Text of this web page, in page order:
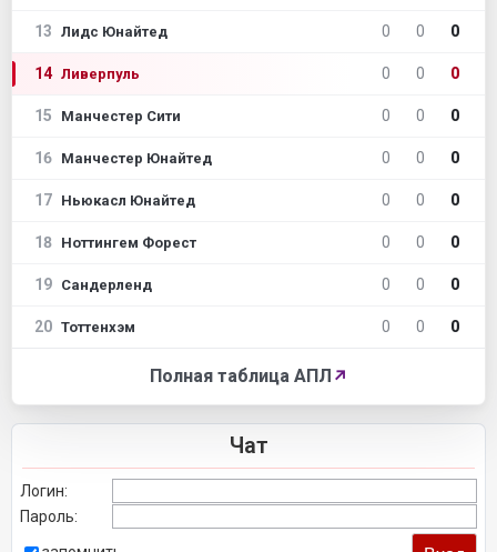
13 Лидс Юнайтед 0 0 0
14 Ливерпуль 0 0 0
15 Манчестер Сити 0 0 0
16 Манчестер Юнайтед 0 0 0
17 Ньюкасл Юнайтед 0 0 0
18 Ноттингем Форест 0 0 0
19 Сандерленд 0 0 0
20 Тоттенхэм 0 0 0
Полная таблица АПЛ ↗
Чат
Логин:
Пароль: